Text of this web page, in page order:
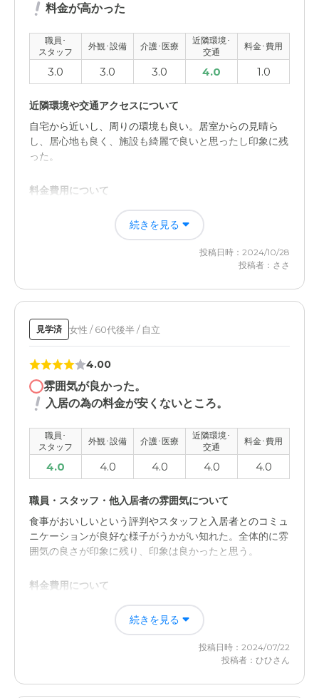
料金が高かった
職員･
スタッフ
外観･設備 介護･医療
近隣環境･
交通
料金･費用
3.0 3.0 3.0 4.0 1.0
近隣環境や交通アクセスについて
自宅から近いし、周りの環境も良い。居室からの見晴ら
し、居心地も良く、施設も綺麗で良いと思ったし印象に残
った。
料金費用について
料金が高かったし、あまり職員が親切そうでないように思
続きを見る
投稿日時：2024/10/28
投稿者：ささ
見学済 女性 / 60代後半 / 自立
4.00
雰囲気が良かった。
入居の為の料金が安くないところ。
職員･
スタッフ
外観･設備 介護･医療
近隣環境･
交通
料金･費用
4.0 4.0 4.0 4.0 4.0
職員・スタッフ・他入居者の雰囲気について
食事がおいしいという評判やスタッフと入居者とのコミュ
ニケーションが良好な様子がうかがい知れた。全体的に雰
囲気の良さが印象に残り、印象は良かったと思う。
料金費用について
全体的な雰囲気や細かい施設の部分も問題なく、自分が入
るのであればここが良かろうとは思うものの料金がやはり
高く、それを準備することがまず最初にやらなければなら
なくて、めどをつけることを始めないといけない。仕方の
続きを見る
投稿日時：2024/07/22
投稿者：ひひさん